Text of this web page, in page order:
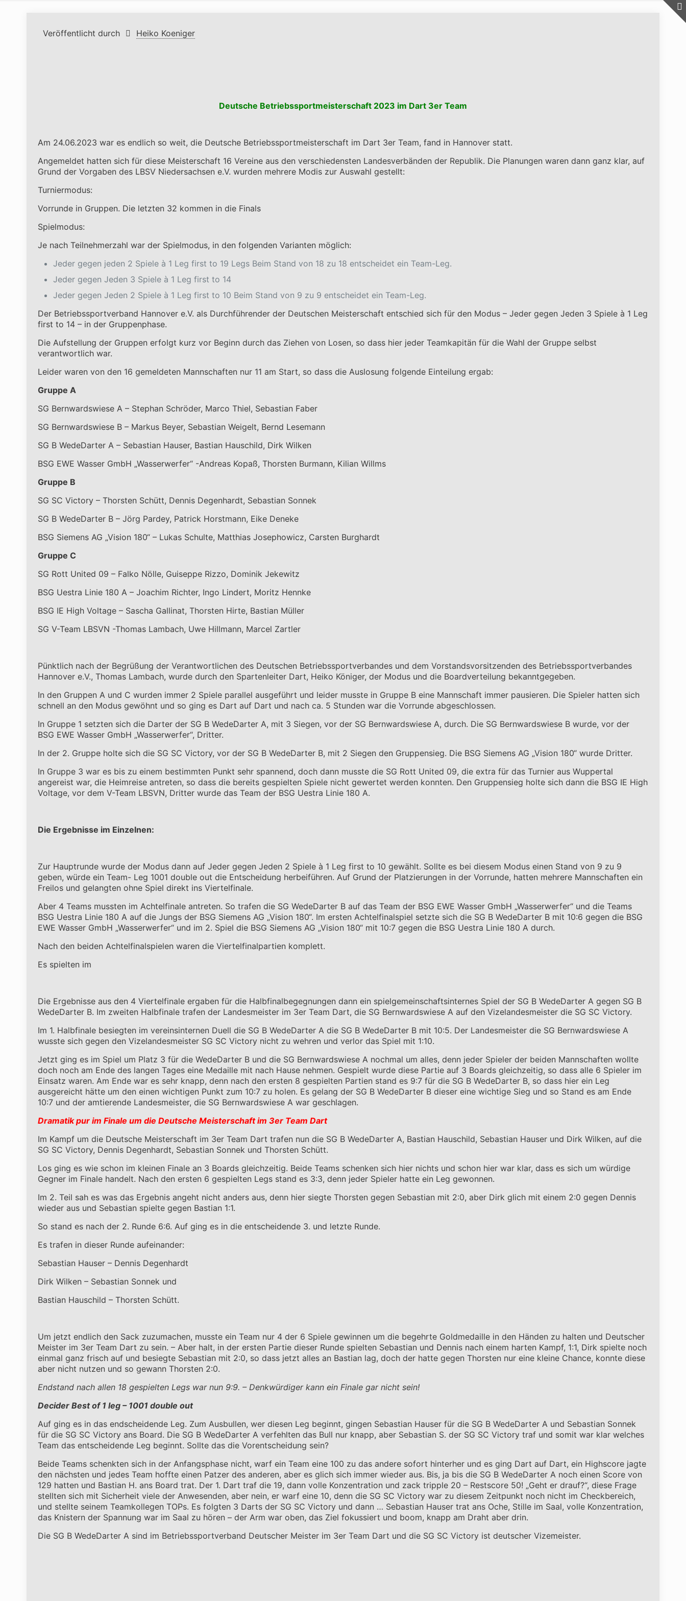
Veröffentlicht durch Heiko Koeniger
Deutsche Betriebssportmeisterschaft 2023 im Dart 3er Team
Am 24.06.2023 war es endlich so weit, die Deutsche Betriebssportmeisterschaft im Dart 3er Team, fand in Hannover statt.
Angemeldet hatten sich für diese Meisterschaft 16 Vereine aus den verschiedensten Landesverbänden der Republik. Die Planungen waren dann ganz klar, auf
Grund der Vorgaben des LBSV Niedersachsen e.V. wurden mehrere Modis zur Auswahl gestellt:
Turniermodus:
Vorrunde in Gruppen. Die letzten 32 kommen in die Finals
Spielmodus:
Je nach Teilnehmerzahl war der Spielmodus, in den folgenden Varianten möglich:
Jeder gegen jeden 2 Spiele à 1 Leg first to 19 Legs Beim Stand von 18 zu 18 entscheidet ein Team-Leg.
Jeder gegen Jeden 3 Spiele à 1 Leg first to 14
Jeder gegen Jeden 2 Spiele à 1 Leg first to 10 Beim Stand von 9 zu 9 entscheidet ein Team-Leg.
Der Betriebssportverband Hannover e.V. als Durchführender der Deutschen Meisterschaft entschied sich für den Modus – Jeder gegen Jeden 3 Spiele à 1 Leg
first to 14 – in der Gruppenphase.
Die Aufstellung der Gruppen erfolgt kurz vor Beginn durch das Ziehen von Losen, so dass hier jeder Teamkapitän für die Wahl der Gruppe selbst
verantwortlich war.
Leider waren von den 16 gemeldeten Mannschaften nur 11 am Start, so dass die Auslosung folgende Einteilung ergab:
Gruppe A
SG Bernwardswiese A – Stephan Schröder, Marco Thiel, Sebastian Faber
SG Bernwardswiese B – Markus Beyer, Sebastian Weigelt, Bernd Lesemann
SG B WedeDarter A – Sebastian Hauser, Bastian Hauschild, Dirk Wilken
BSG EWE Wasser GmbH „Wasserwerfer“ -Andreas Kopaß, Thorsten Burmann, Kilian Willms
Gruppe B
SG SC Victory – Thorsten Schütt, Dennis Degenhardt, Sebastian Sonnek
SG B WedeDarter B – Jörg Pardey, Patrick Horstmann, Eike Deneke
BSG Siemens AG „Vision 180“ – Lukas Schulte, Matthias Josephowicz, Carsten Burghardt
Gruppe C
SG Rott United 09 – Falko Nölle, Guiseppe Rizzo, Dominik Jekewitz
BSG Uestra Linie 180 A – Joachim Richter, Ingo Lindert, Moritz Hennke
BSG IE High Voltage – Sascha Gallinat, Thorsten Hirte, Bastian Müller
SG V-Team LBSVN -Thomas Lambach, Uwe Hillmann, Marcel Zartler
Pünktlich nach der Begrüßung der Verantwortlichen des Deutschen Betriebssportverbandes und dem Vorstandsvorsitzenden des Betriebssportverbandes
Hannover e.V., Thomas Lambach, wurde durch den Spartenleiter Dart, Heiko Königer, der Modus und die Boardverteilung bekanntgegeben.
In den Gruppen A und C wurden immer 2 Spiele parallel ausgeführt und leider musste in Gruppe B eine Mannschaft immer pausieren. Die Spieler hatten sich
schnell an den Modus gewöhnt und so ging es Dart auf Dart und nach ca. 5 Stunden war die Vorrunde abgeschlossen.
In Gruppe 1 setzten sich die Darter der SG B WedeDarter A, mit 3 Siegen, vor der SG Bernwardswiese A, durch. Die SG Bernwardswiese B wurde, vor der
BSG EWE Wasser GmbH „Wasserwerfer“, Dritter.
In der 2. Gruppe holte sich die SG SC Victory, vor der SG B WedeDarter B, mit 2 Siegen den Gruppensieg. Die BSG Siemens AG „Vision 180“ wurde Dritter.
In Gruppe 3 war es bis zu einem bestimmten Punkt sehr spannend, doch dann musste die SG Rott United 09, die extra für das Turnier aus Wuppertal
angereist war, die Heimreise antreten, so dass die bereits gespielten Spiele nicht gewertet werden konnten. Den Gruppensieg holte sich dann die BSG IE High
Voltage, vor dem V-Team LBSVN, Dritter wurde das Team der BSG Uestra Linie 180 A.
Die Ergebnisse im Einzelnen:
Zur Hauptrunde wurde der Modus dann auf Jeder gegen Jeden 2 Spiele à 1 Leg first to 10 gewählt. Sollte es bei diesem Modus einen Stand von 9 zu 9
geben, würde ein Team- Leg 1001 double out die Entscheidung herbeiführen. Auf Grund der Platzierungen in der Vorrunde, hatten mehrere Mannschaften ein
Freilos und gelangten ohne Spiel direkt ins Viertelfinale.
Aber 4 Teams mussten im Achtelfinale antreten. So trafen die SG WedeDarter B auf das Team der BSG EWE Wasser GmbH „Wasserwerfer“ und die Teams
BSG Uestra Linie 180 A auf die Jungs der BSG Siemens AG „Vision 180“. Im ersten Achtelfinalspiel setzte sich die SG B WedeDarter B mit 10:6 gegen die BSG
EWE Wasser GmbH „Wasserwerfer“ und im 2. Spiel die BSG Siemens AG „Vision 180“ mit 10:7 gegen die BSG Uestra Linie 180 A durch.
Nach den beiden Achtelfinalspielen waren die Viertelfinalpartien komplett.
Es spielten im
Die Ergebnisse aus den 4 Viertelfinale ergaben für die Halbfinalbegegnungen dann ein spielgemeinschaftsinternes Spiel der SG B WedeDarter A gegen SG B
WedeDarter B. Im zweiten Halbfinale trafen der Landesmeister im 3er Team Dart, die SG Bernwardswiese A auf den Vizelandesmeister die SG SC Victory.
Im 1. Halbfinale besiegten im vereinsinternen Duell die SG B WedeDarter A die SG B WedeDarter B mit 10:5. Der Landesmeister die SG Bernwardswiese A
wusste sich gegen den Vizelandesmeister SG SC Victory nicht zu wehren und verlor das Spiel mit 1:10.
Jetzt ging es im Spiel um Platz 3 für die WedeDarter B und die SG Bernwardswiese A nochmal um alles, denn jeder Spieler der beiden Mannschaften wollte
doch noch am Ende des langen Tages eine Medaille mit nach Hause nehmen. Gespielt wurde diese Partie auf 3 Boards gleichzeitig, so dass alle 6 Spieler im
Einsatz waren. Am Ende war es sehr knapp, denn nach den ersten 8 gespielten Partien stand es 9:7 für die SG B WedeDarter B, so dass hier ein Leg
ausgereicht hätte um den einen wichtigen Punkt zum 10:7 zu holen. Es gelang der SG B WedeDarter B dieser eine wichtige Sieg und so Stand es am Ende
10:7 und der amtierende Landesmeister, die SG Bernwardswiese A war geschlagen.
Dramatik pur im Finale um die Deutsche Meisterschaft im 3er Team Dart
Im Kampf um die Deutsche Meisterschaft im 3er Team Dart trafen nun die SG B WedeDarter A, Bastian Hauschild, Sebastian Hauser und Dirk Wilken, auf die
SG SC Victory, Dennis Degenhardt, Sebastian Sonnek und Thorsten Schütt.
Los ging es wie schon im kleinen Finale an 3 Boards gleichzeitig. Beide Teams schenken sich hier nichts und schon hier war klar, dass es sich um würdige
Gegner im Finale handelt. Nach den ersten 6 gespielten Legs stand es 3:3, denn jeder Spieler hatte ein Leg gewonnen.
Im 2. Teil sah es was das Ergebnis angeht nicht anders aus, denn hier siegte Thorsten gegen Sebastian mit 2:0, aber Dirk glich mit einem 2:0 gegen Dennis
wieder aus und Sebastian spielte gegen Bastian 1:1.
So stand es nach der 2. Runde 6:6. Auf ging es in die entscheidende 3. und letzte Runde.
Es trafen in dieser Runde aufeinander:
Sebastian Hauser – Dennis Degenhardt
Dirk Wilken – Sebastian Sonnek und
Bastian Hauschild – Thorsten Schütt.
Um jetzt endlich den Sack zuzumachen, musste ein Team nur 4 der 6 Spiele gewinnen um die begehrte Goldmedaille in den Händen zu halten und Deutscher
Meister im 3er Team Dart zu sein. – Aber halt, in der ersten Partie dieser Runde spielten Sebastian und Dennis nach einem harten Kampf, 1:1, Dirk spielte noch
einmal ganz frisch auf und besiegte Sebastian mit 2:0, so dass jetzt alles an Bastian lag, doch der hatte gegen Thorsten nur eine kleine Chance, konnte diese
aber nicht nutzen und so gewann Thorsten 2:0.
Endstand nach allen 18 gespielten Legs war nun 9:9. – Denkwürdiger kann ein Finale gar nicht sein!
Decider Best of 1 leg – 1001 double out
Auf ging es in das endscheidende Leg. Zum Ausbullen, wer diesen Leg beginnt, gingen Sebastian Hauser für die SG B WedeDarter A und Sebastian Sonnek
für die SG SC Victory ans Board. Die SG B WedeDarter A verfehlten das Bull nur knapp, aber Sebastian S. der SG SC Victory traf und somit war klar welches
Team das entscheidende Leg beginnt. Sollte das die Vorentscheidung sein?
Beide Teams schenkten sich in der Anfangsphase nicht, warf ein Team eine 100 zu das andere sofort hinterher und es ging Dart auf Dart, ein Highscore jagte
den nächsten und jedes Team hoffte einen Patzer des anderen, aber es glich sich immer wieder aus. Bis, ja bis die SG B WedeDarter A noch einen Score von
129 hatten und Bastian H. ans Board trat. Der 1. Dart traf die 19, dann volle Konzentration und zack tripple 20 – Restscore 50! „Geht er drauf?“, diese Frage
stellten sich mit Sicherheit viele der Anwesenden, aber nein, er warf eine 10, denn die SG SC Victory war zu diesem Zeitpunkt noch nicht im Checkbereich,
und stellte seinem Teamkollegen TOPs. Es folgten 3 Darts der SG SC Victory und dann … Sebastian Hauser trat ans Oche, Stille im Saal, volle Konzentration,
das Knistern der Spannung war im Saal zu hören – der Arm war oben, das Ziel fokussiert und boom, knapp am Draht aber drin.
Die SG B WedeDarter A sind im Betriebssportverband Deutscher Meister im 3er Team Dart und die SG SC Victory ist deutscher Vizemeister.